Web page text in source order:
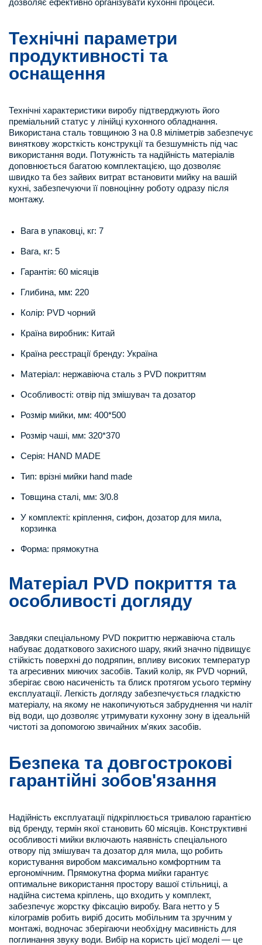
дозволяє ефективно організувати кухонні процеси.
Технічні параметри
продуктивності та
оснащення
Технічні характеристики виробу підтверджують його
преміальний статус у лінійці кухонного обладнання.
Використана сталь товщиною 3 на 0.8 міліметрів забезпечує
виняткову жорсткість конструкції та безшумність під час
використання води. Потужність та надійність матеріалів
доповнюється багатою комплектацією, що дозволяє
швидко та без зайвих витрат встановити мийку на вашій
кухні, забезпечуючи її повноцінну роботу одразу після
монтажу.
Вага в упаковці, кг: 7
Вага, кг: 5
Гарантія: 60 місяців
Глибина, мм: 220
Колір: PVD чорний
Країна виробник: Китай
Країна реєстрації бренду: Україна
Матеріал: нержавіюча сталь з PVD покриттям
Особливості: отвір під змішувач та дозатор
Розмір мийки, мм: 400*500
Розмір чаші, мм: 320*370
Серія: HAND MADE
Тип: врізні мийки hand made
Товщина сталі, мм: 3/0.8
У комплекті: кріплення, сифон, дозатор для мила,
корзинка
Форма: прямокутна
Матеріал PVD покриття та
особливості догляду
Завдяки спеціальному PVD покриттю нержавіюча сталь
набуває додаткового захисного шару, який значно підвищує
стійкість поверхні до подряпин, впливу високих температур
та агресивних миючих засобів. Такий колір, як PVD чорний,
зберігає свою насиченість та блиск протягом усього терміну
експлуатації. Легкість догляду забезпечується гладкістю
матеріалу, на якому не накопичуються забруднення чи наліт
від води, що дозволяє утримувати кухонну зону в ідеальній
чистоті за допомогою звичайних м'яких засобів.
Безпека та довгострокові
гарантійні зобов'язання
Надійність експлуатації підкріплюється тривалою гарантією
від бренду, термін якої становить 60 місяців. Конструктивні
особливості мийки включають наявність спеціального
отвору під змішувач та дозатор для мила, що робить
користування виробом максимально комфортним та
ергономічним. Прямокутна форма мийки гарантує
оптимальне використання простору вашої стільниці, а
надійна система кріплень, що входить у комплект,
забезпечує жорстку фіксацію виробу. Вага нетто у 5
кілограмів робить виріб досить мобільним та зручним у
монтажі, водночас зберігаючи необхідну масивність для
поглинання звуку води. Вибір на користь цієї моделі — це